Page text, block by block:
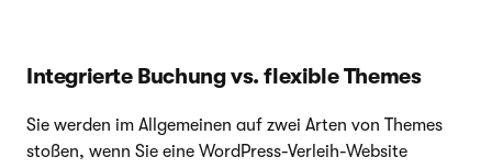
Integrierte Buchung vs. flexible Themes
Sie werden im Allgemeinen auf zwei Arten von Themes
stoßen, wenn Sie eine WordPress-Verleih-Website